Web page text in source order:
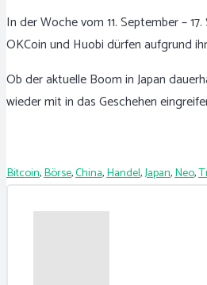
In der Woche vom 11. September –
OKCoin und Huobi dürfen aufgrund
Ob der aktuelle Boom in Japan
wieder mit in das Geschehen
Bitcoin,Börse,China,Handel,Japan,Neo,